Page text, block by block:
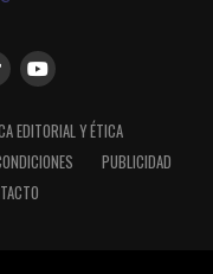
EDITORIAL Y ÉTICA
PUBLICIDAD